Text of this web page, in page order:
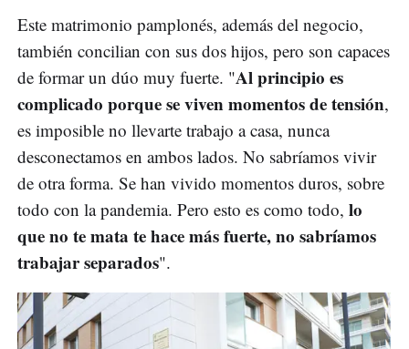
Este matrimonio pamplonés, además del negocio,
también concilian con sus dos hijos, pero son capaces
de formar un dúo muy fuerte. "Al principio es
complicado porque se viven momentos de tensión,
es imposible no llevarte trabajo a casa, nunca
desconectamos en ambos lados. No sabríamos vivir
de otra forma. Se han vivido momentos duros, sobre
todo con la pandemia. Pero esto es como todo, lo
que no te mata te hace más fuerte, no sabríamos
trabajar separados".